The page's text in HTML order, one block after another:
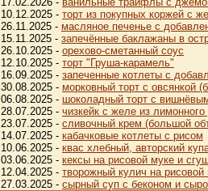
10.12.2025 - торт из покупных коржей с
26.11.2025 - масляное печенье с
15.11.2025 - запечённые баклажаны в
26.10.2025 - орехово-сметанный соус
12.10.2025 - торт "Груша-карамель"
16.09.2025 - запеченные котлеты с
30.08.2025 - морковный торт с овсянкой
06.08.2025 - шоколадный торт с
28.07.2025 - чизкейк с желе из
23.07.2025 - сливочный крем (большой
14.07.2025 - кабачковые котлеты с рисом
10.06.2025 - квас хлебный, авторский
03.06.2025 - кексы на рисовой муке и
12.04.2025 - творожный кулич на
27.03.2025 - сырный суп с беконом и